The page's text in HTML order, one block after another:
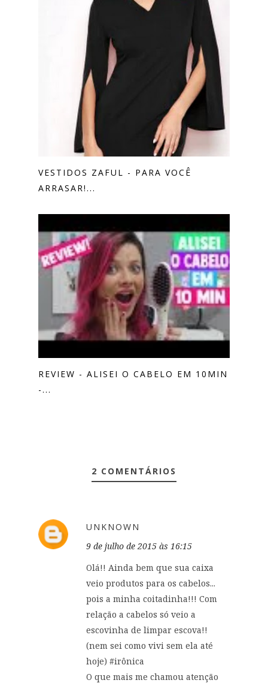
VESTIDOS ZAFUL - PARA VOCÊ
ARRASAR!...
REVIEW - ALISEI O CABELO EM 10MIN
-...
2 COMENTÁRIOS
UNKNOWN
9 de julho de 2015 às 16:15
Olá!! Ainda bem que sua caixa
veio produtos para os cabelos...
pois a minha coitadinha!!! Com
relação a cabelos só veio a
escovinha de limpar escova!!
(nem sei como vivi sem ela até
hoje) #irônica
O que mais me chamou atenção